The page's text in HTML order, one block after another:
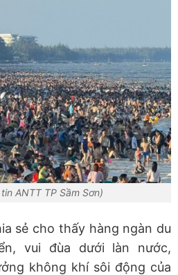
ANTT TP Sầm Sơn)
sẻ cho thấy hàng ngàn du
vui đùa dưới làn nước,
không khí sôi động của